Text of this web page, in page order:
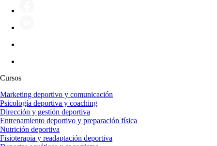
Cursos
Marketing deportivo y comunicación
Psicología deportiva y coaching
Dirección y gestión deportiva
Entrenamiento deportivo y preparación física
Nutrición deportiva
Fisioterapia y readaptación deportiva